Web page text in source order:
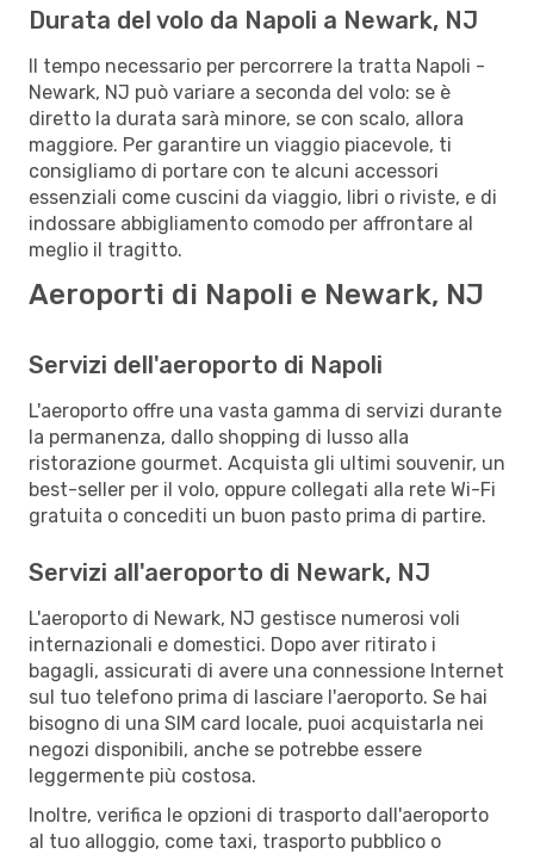
Durata del volo da Napoli a Newark, NJ
Il tempo necessario per percorrere la tratta Napoli -
Newark, NJ può variare a seconda del volo: se è
diretto la durata sarà minore, se con scalo, allora
maggiore. Per garantire un viaggio piacevole, ti
consigliamo di portare con te alcuni accessori
essenziali come cuscini da viaggio, libri o riviste, e di
indossare abbigliamento comodo per affrontare al
meglio il tragitto.
Aeroporti di Napoli e Newark, NJ
Servizi dell'aeroporto di Napoli
L'aeroporto offre una vasta gamma di servizi durante
la permanenza, dallo shopping di lusso alla
ristorazione gourmet. Acquista gli ultimi souvenir, un
best-seller per il volo, oppure collegati alla rete Wi-Fi
gratuita o concediti un buon pasto prima di partire.
Servizi all'aeroporto di Newark, NJ
L'aeroporto di Newark, NJ gestisce numerosi voli
internazionali e domestici. Dopo aver ritirato i
bagagli, assicurati di avere una connessione Internet
sul tuo telefono prima di lasciare l'aeroporto. Se hai
bisogno di una SIM card locale, puoi acquistarla nei
negozi disponibili, anche se potrebbe essere
leggermente più costosa.
Inoltre, verifica le opzioni di trasporto dall'aeroporto
al tuo alloggio, come taxi, trasporto pubblico o